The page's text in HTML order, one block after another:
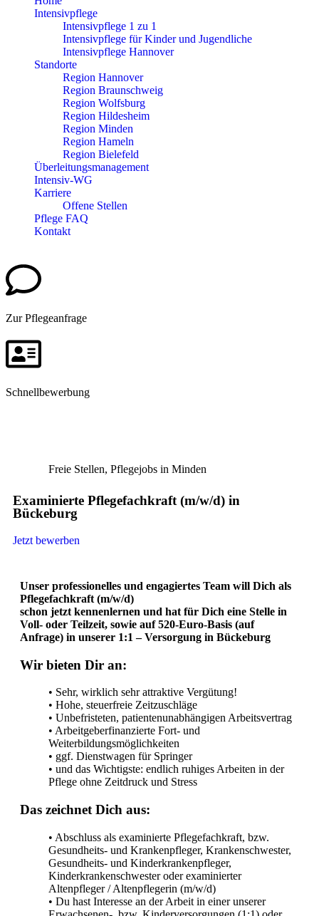
Intensivpflege
Intensivpflege 1 zu 1
Intensivpflege für Kinder und Jugendliche
Intensivpflege Hannover
Standorte
Region Hannover
Region Braunschweig
Region Wolfsburg
Region Hildesheim
Region Minden
Region Hameln
Region Bielefeld
Überleitungsmanagement
Intensiv-WG
Karriere
Offene Stellen
Pflege FAQ
Kontakt
Zur Pflegeanfrage
Schnellbewerbung
Freie Stellen, Pflegejobs in Minden​
Examinierte Pflegefachkraft (m/w/d) in
Bückeburg
Jetzt bewerben
Unser professionelles und engagiertes Team will Dich als
Pflegefachkraft (m/w/d)
schon jetzt kennenlernen und hat für Dich eine Stelle in
Voll- oder Teilzeit, sowie auf 520-Euro-Basis (auf
Anfrage) in unserer 1:1 – Versorgung in Bückeburg
Wir bieten Dir an:
• Sehr, wirklich sehr attraktive Vergütung!
• Hohe, steuerfreie Zeitzuschläge
• Unbefristeten, patientenunabhängigen Arbeitsvertrag
• Arbeitgeberfinanzierte Fort- und
Weiterbildungsmöglichkeiten
• ggf. Dienstwagen für Springer
• und das Wichtigste: endlich ruhiges Arbeiten in der
Pflege ohne Zeitdruck und Stress
Das zeichnet Dich aus:
• Abschluss als examinierte Pflegefachkraft, bzw.
Gesundheits- und Krankenpfleger, Krankenschwester,
Gesundheits- und Kinderkrankenpfleger,
Kinderkrankenschwester oder examinierter
Altenpfleger / Altenpflegerin (m/w/d)
• Du hast Interesse an der Arbeit in einer unserer